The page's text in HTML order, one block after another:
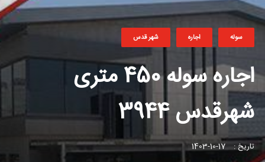
سوله اجاره شهر قدس
اجاره سوله 450 متری
شهرقدس 3944
تاریخ : 17-10-1403